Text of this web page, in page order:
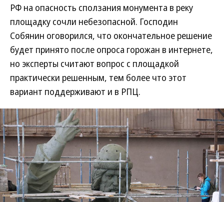
РФ на опасность сползания монумента в реку
площадку сочли небезопасной. Господин
Собянин оговорился, что окончательное решение
будет принято после опроса горожан в интернете,
но эксперты считают вопрос с площадкой
практически решенным, тем более что этот
вариант поддерживают и в РПЦ.